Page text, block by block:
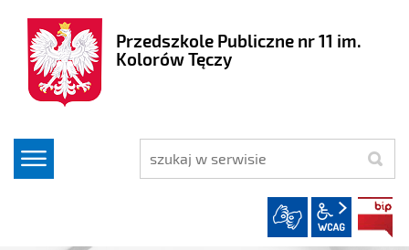
Przedszkole Publiczne nr 11 im.
Kolorów Tęczy
szukaj
wcag2.1